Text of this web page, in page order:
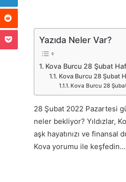
Yazıda Neler Var?
Kova Burcu 28 Şubat
Kova Burcu 28 Şubat
Kova Burcu 28
28 Şubat 2022 Pazartesi
neler bekliyor? Yıldızlar,
aşk hayatınızı ve
Kova yorumu ile keşfedin…
Reddit
Pocket